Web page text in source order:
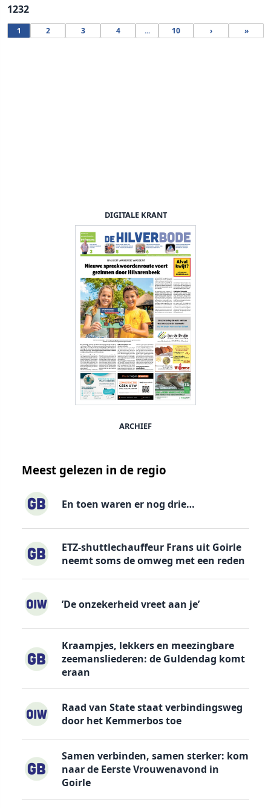
1232
1 2 3 4 ... 10 › »
DIGITALE KRANT
ARCHIEF
Meest gelezen in de regio
En toen waren er nog drie…
ETZ-shuttlechauffeur Frans uit Goirle
neemt soms de omweg met een reden
’De onzekerheid vreet aan je’
Kraampjes, lekkers en meezingbare
zeemansliederen: de Guldendag komt
eraan
Raad van State staat verbindingsweg
door het Kemmerbos toe
Samen verbinden, samen sterker: kom
naar de Eerste Vrouwenavond in
Goirle